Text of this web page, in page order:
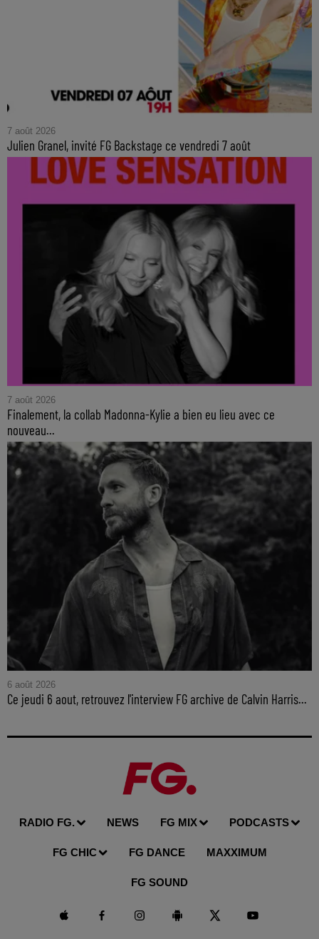
7 août 2026
Julien Granel, invité FG Backstage ce vendredi 7 août
7 août 2026
Finalement, la collab Madonna-Kylie a bien eu lieu avec ce
nouveau...
6 août 2026
Ce jeudi 6 aout, retrouvez l'interview FG archive de Calvin Harris...
RADIO FG. NEWS FG MIX PODCASTS
FG CHIC FG DANCE MAXXIMUM
FG SOUND